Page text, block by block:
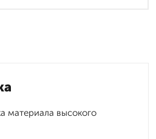
материала высокого